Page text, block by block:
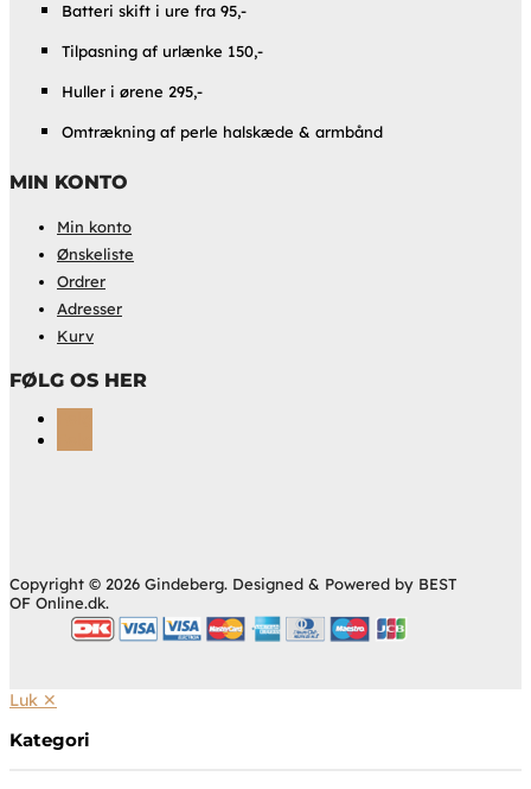
Batteri skift i ure fra 95,-
Tilpasning af urlænke 150,-
Huller i ørene 295,-
Omtrækning af perle halskæde & armbånd
MIN KONTO
Min konto
Ønskeliste
Ordrer
Adresser
Kurv
FØLG OS HER
Copyright © 2026 Gindeberg. Designed & Powered by BEST
OF Online.dk.
Luk ✕
Kategori